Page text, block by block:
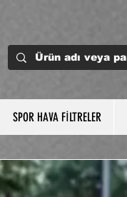
SPOR HAVA FİLTRELER